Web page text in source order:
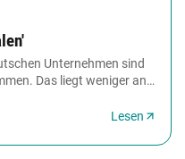
Unternehmen sind
Das liegt weniger an
Lesen